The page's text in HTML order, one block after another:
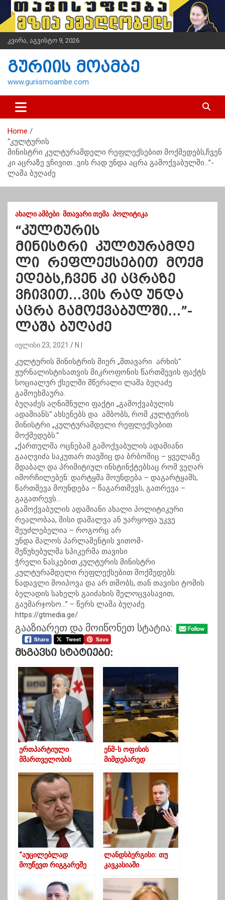
i
t
n
კვირა, აგვისტო 9, 2026
გურიის მოამბე
www.guriismoambe.com
Home
“კულტურის
მინისტრი კულტურამდელი რეფლექსებით მოქმედებს,ჩვენ
კი აცრაზე ვჩივით…ვის რად უნდა აცრა გამოქვაბულში…”-
ლაშა ბუღაძე
ᲐᲮᲐᲚᲘ ᲐᲛᲑᲔᲑᲘ ᲛᲗᲐᲕᲐᲠᲘ ᲗᲔᲛᲐ ᲞᲝᲚᲘᲢᲘᲙᲐ
“კულტურის
მინისტრი კულტურამდე
ლი რეფლექსებით მოქმ
ედებს,ჩვენ კი აცრაზე
ვჩივით…ვის რად უნდა
აცრა გამოქვაბულში…”-
ლაშა ბუღაძე
ივლისი 23, 2021 N.I
კულტურის მინისტრის მიერ „მთავარი არხის“
ჟურნალისტისათვის მიკროფონის წართმევის ფაქტს
სოციალურ ქსელში მწერალი ლაშა ბუღაძე
გამოეხმაურა.
ბუღაძეს აღნიშნული ფაქტი „გამოქვაბულის
ადამიანს“ ახსენებს და ამბობს, რომ კულტურის
მინისტრი „კულტურამდელი რეფლექსებით
მოქმედებს.“
„ქართულმა ოცნებამ გამოქვაბულის ადამიანი
გააღვიძა საკუთარ თავშიც და ბრბოშიც – ყველაზე
მდაბალ და პრიმიტიულ ინსტინქტებსაც რომ ვეღარ
იმორჩილებენ: დარტყმა მოუნდება – დაგარტყამს,
წართმევა მოუნდება – წაგართმევს, გათრევა –
გაგათრევს…
გამოქვაბულის ადამიანი ახალი პოლიტიკური
რეალობაა, მისი დამალვა ან უარყოფა უკვე
შეუძლებელია – როგორც არ
უნდა მალოს პარლამენტის ვითომ-
შეწუხებულმა სპიკერმა თავისი
ჭრელი ნასკებით.კულტურის მინისტრი
კულტურამდელი რეფლექსებით მოქმედებს:
ნადავლი მოიპოვა და არ თმობს, თან თავისი ტომის
ბელადის სახელს გაიძახის შელოცვასავით,
გაუმარჯოსო…” – წერს ლაშა ბუღაძე.
https://gtmedia.ge/
გააზიარეთ და მოიწონეთ სტატია:
Მსგავსი Სტატიები:
ერთპარტიული
მმართველობის
საქართველოს- იან
კელი
ენმ-ს ოფისის
მიმდებარედ
არიან
მობილიზებულები
“აუცილებლად
მოუწევთ რიგგარეშე
ხელისუფლებას დღეს
ქვეყნის მართვის
ლანდსბერგისი: თუ
კავკასიაში
ვერ ვიპოვით, იქ
შეიძლება, ადგილი